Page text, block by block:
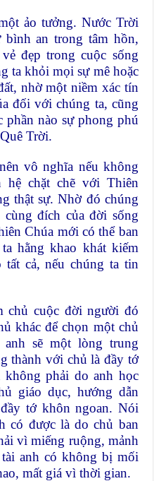
ảo tưởng. Nước Trời
an trong tâm hồn,
đẹp trong cuộc sống
ta khỏi mọi sự mê hoặc
nhờ một niềm xác tín
đối với chúng ta, cũng
phần nào sự phong phú
Trời.
vô nghĩa nếu không
chặt chẽ với Thiên
thật sự. Nhờ đó chúng
đích của đời sống
Chúa mới có thể ban
hằng khao khát kiếm
cả, nếu chúng ta tin
chủ cuộc đời người đó
khác để chọn một chủ
sẽ một lòng trung
thành với chủ là đầy tớ
phải do anh học
giáo dục, hướng dẫn
tớ khôn ngoan. Nói
có được là do chủ ban
vì miếng ruộng, mảnh
anh có không bị mối
mất giá vì thời gian.